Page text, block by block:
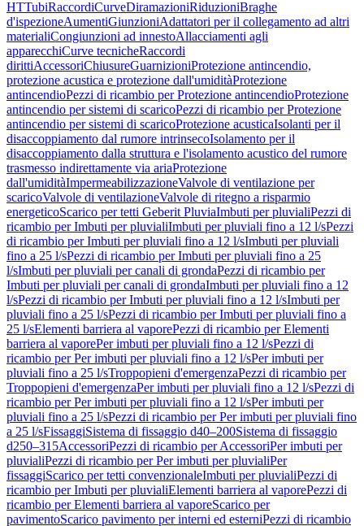
HTTubiRaccordiCurveDiramazioniRiduzioniBraghe
d'ispezioneAumentiGiunzioniAdattatori per il collegamento ad altri
materialiCongiunzioni ad innestoAllacciamenti agli
apparecchiCurve tecnicheRaccordi
dirittiAccessoriChiusureGuarnizioniProtezione antincendio,
protezione acustica e protezione dall'umiditàProtezione
antincendioPezzi di ricambio per Protezione antincendioProtezione
antincendio per sistemi di scaricoPezzi di ricambio per Protezione
antincendio per sistemi di scaricoProtezione acusticaIsolanti per il
disaccoppiamento dal rumore intrinsecoIsolamento per il
disaccoppiamento dalla struttura e l'isolamento acustico del rumore
trasmesso indirettamente via ariaProtezione
dall'umiditàImpermeabilizzazioneValvole di ventilazione per
scaricoValvole di ventilazioneValvole di ritegno a risparmio
energeticoScarico per tetti Geberit PluviaImbuti per pluvialiPezzi di
ricambio per Imbuti per pluvialiImbuti per pluviali fino a 12 l/sPezzi
di ricambio per Imbuti per pluviali fino a 12 l/sImbuti per pluviali
fino a 25 l/sPezzi di ricambio per Imbuti per pluviali fino a 25
l/sImbuti per pluviali per canali di grondaPezzi di ricambio per
Imbuti per pluviali per canali di grondaImbuti per pluviali fino a 12
l/sPezzi di ricambio per Imbuti per pluviali fino a 12 l/sImbuti per
pluviali fino a 25 l/sPezzi di ricambio per Imbuti per pluviali fino a
25 l/sElementi barriera al vaporePezzi di ricambio per Elementi
barriera al vaporePer imbuti per pluviali fino a 12 l/sPezzi di
ricambio per Per imbuti per pluviali fino a 12 l/sPer imbuti per
pluviali fino a 25 l/sTroppopieni d'emergenzaPezzi di ricambio per
Troppopieni d'emergenzaPer imbuti per pluviali fino a 12 l/sPezzi di
ricambio per Per imbuti per pluviali fino a 12 l/sPer imbuti per
pluviali fino a 25 l/sPezzi di ricambio per Per imbuti per pluviali fino
a 25 l/sFissaggiSistema di fissaggio d40–200Sistema di fissaggio
d250–315AccessoriPezzi di ricambio per AccessoriPer imbuti per
pluvialiPezzi di ricambio per Per imbuti per pluvialiPer
fissaggiScarico per tetti convenzionaleImbuti per pluvialiPezzi di
ricambio per Imbuti per pluvialiElementi barriera al vaporePezzi di
ricambio per Elementi barriera al vaporeScarico per
pavimentoScarico pavimento per interni ed esterniPezzi di ricambio